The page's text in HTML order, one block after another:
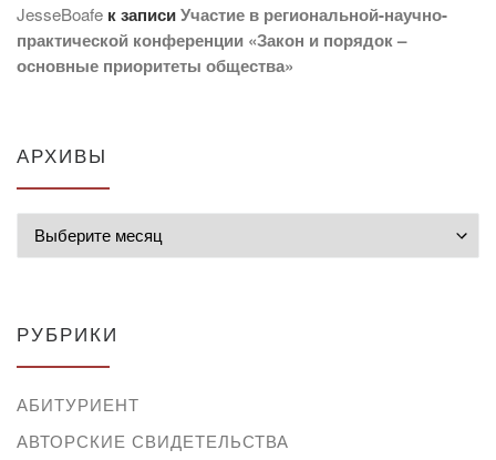
JesseBoafe к записиУчастие в региональной-научно-
практической конференции «Закон и порядок –
основные приоритеты общества»
АРХИВЫ
РУБРИКИ
АБИТУРИЕНТ
АВТОРСКИЕ СВИДЕТЕЛЬСТВА